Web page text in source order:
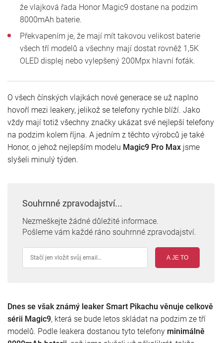
že vlajková řada Honor Magic9 dostane na podzim
8000mAh baterie.
Překvapením je, že mají mít takovou velikost baterie
všech tří modelů a všechny mají dostat rovněž 1,5K
OLED displej nebo vylepšený 200Mpx hlavní foťák.
O všech čínských vlajkách nové generace se už naplno
hovoří mezi leakery, jelikož se telefony rychle blíží. Jako
vždy mají totiž všechny značky ukázat své nejlepší telefony
na podzim kolem října. A jedním z těchto výrobců je také
Honor, o jehož nejlepším modelu Magic9 Pro Max jsme
slyšeli minulý týden.
Souhrnné zpravodajství...
Nezmeškejte žádné důležité informace.
Pošleme vám každé ráno souhrnné zpravodajství.
A JE TO
Dnes se však známý leaker Smart Pikachu věnuje celkově
sérii Magic9, která se bude letos skládat na podzim ze tří
modelů. Podle leakera dostanou tyto telefony minimálně